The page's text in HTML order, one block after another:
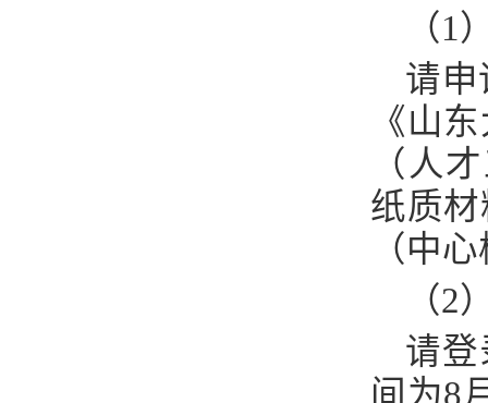
（1
请申
《山
（人
纸质
（中
（2
请登
间为8